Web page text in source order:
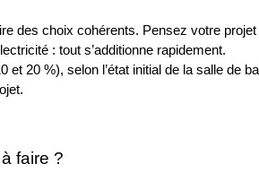
des choix cohérents. Pensez votre
: tout s’additionne rapidement.
et 20 %), selon l’état initial de la salle de
faire ?